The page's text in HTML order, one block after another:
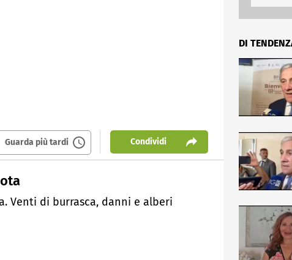
Guarda più tardi Condividi
Venti di burrasca, danni e alberi
DI